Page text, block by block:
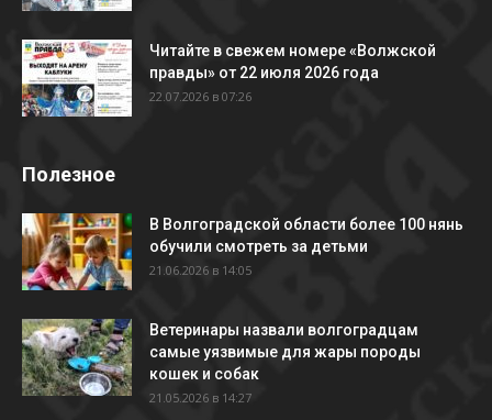
Читайте в свежем номере «Волжской
правды» от 22 июля 2026 года
22.07.2026 в 07:26
Полезное
В Волгоградской области более 100 нянь
обучили смотреть за детьми
21.06.2026 в 14:05
Ветеринары назвали волгоградцам
самые уязвимые для жары породы
кошек и собак
21.05.2026 в 14:27